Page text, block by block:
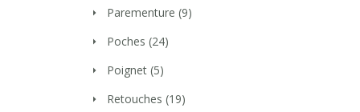
Parementure (9)
Poches (24)
Poignet (5)
Retouches (19)